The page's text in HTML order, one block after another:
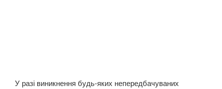
У разі виникнення будь-яких непередбачуваних